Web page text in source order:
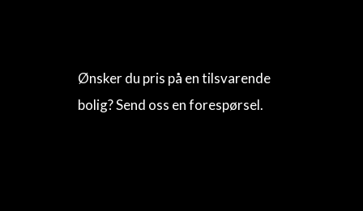
Ønsker du pris på en tilsvarende
bolig? Send oss en forespørsel.